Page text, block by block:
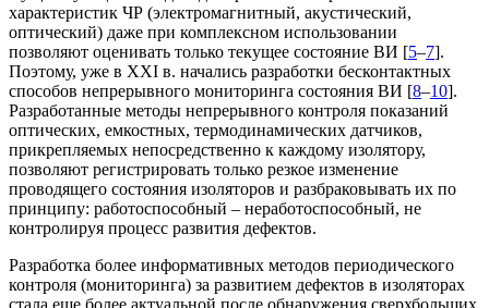
характеристик ЧР (электромагнитный, акустический,
оптический) даже при комплексном использовании
позволяют оценивать только текущее состояние ВИ [5–7].
Поэтому, уже в ХХI в. начались разработки бесконтактных
способов непрерывного мониторинга состояния ВИ [8–10].
Разработанные методы непрерывного контроля показаний
оптических, емкостных, термодинамических датчиков,
прикрепляемых непосредственно к каждому изолятору,
позволяют регистрировать только резкое изменение
проводящего состояния изоляторов и разбраковывать их по
принципу: работоспособный – неработоспособный, не
контролируя процесс развития дефектов.
Разработка более информативных методов периодического
контроля (мониторинга) за развитием дефектов в изоляторах
стала еще более актуальной после обнаружения сверхбольших